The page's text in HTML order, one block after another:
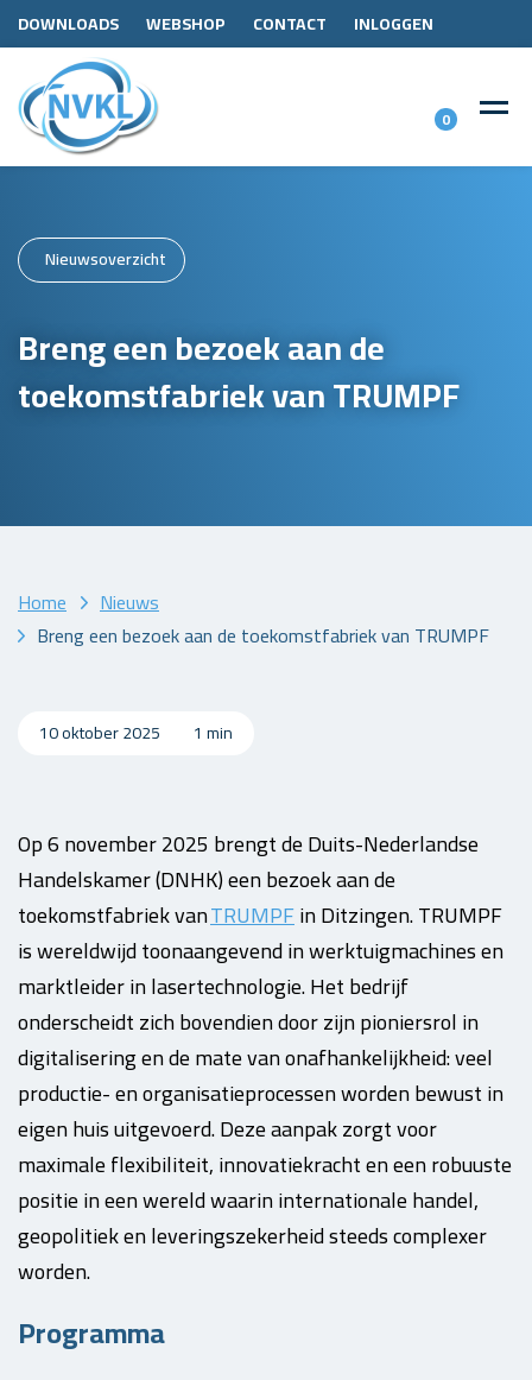
DOWNLOADS WEBSHOP CONTACT INLOGGEN
0
Nieuwsoverzicht
Breng een bezoek aan de
toekomstfabriek van TRUMPF
Home
Nieuws
Breng een bezoek aan de toekomstfabriek van TRUMPF
10 oktober 2025 1 min
Op 6 november 2025 brengt de Duits-Nederlandse
Handelskamer (DNHK) een bezoek aan de
toekomstfabriek vanTRUMPFin Ditzingen. TRUMPF
is wereldwijd toonaangevend in werktuigmachines en
marktleider in lasertechnologie. Het bedrijf
onderscheidt zich bovendien door zijn pioniersrol in
digitalisering en de mate van onafhankelijkheid: veel
productie- en organisatieprocessen worden bewust in
eigen huis uitgevoerd. Deze aanpak zorgt voor
maximale flexibiliteit, innovatiekracht en een robuuste
positie in een wereld waarin internationale handel,
geopolitiek en leveringszekerheid steeds complexer
worden.
Programma